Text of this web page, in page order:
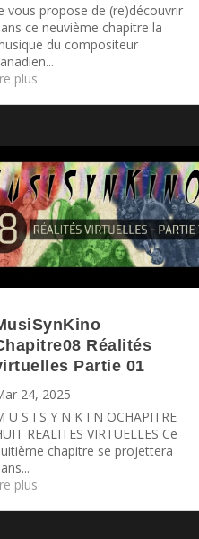
vous propose de (re)découvrir
ce neuvième chapitre la
du compositeur
plus
Réalités
Partie 01
24, 2025
U S I S Y N K I N OCHAPITRE
REALITES VIRTUELLES Ce
chapitre se projettera
plus